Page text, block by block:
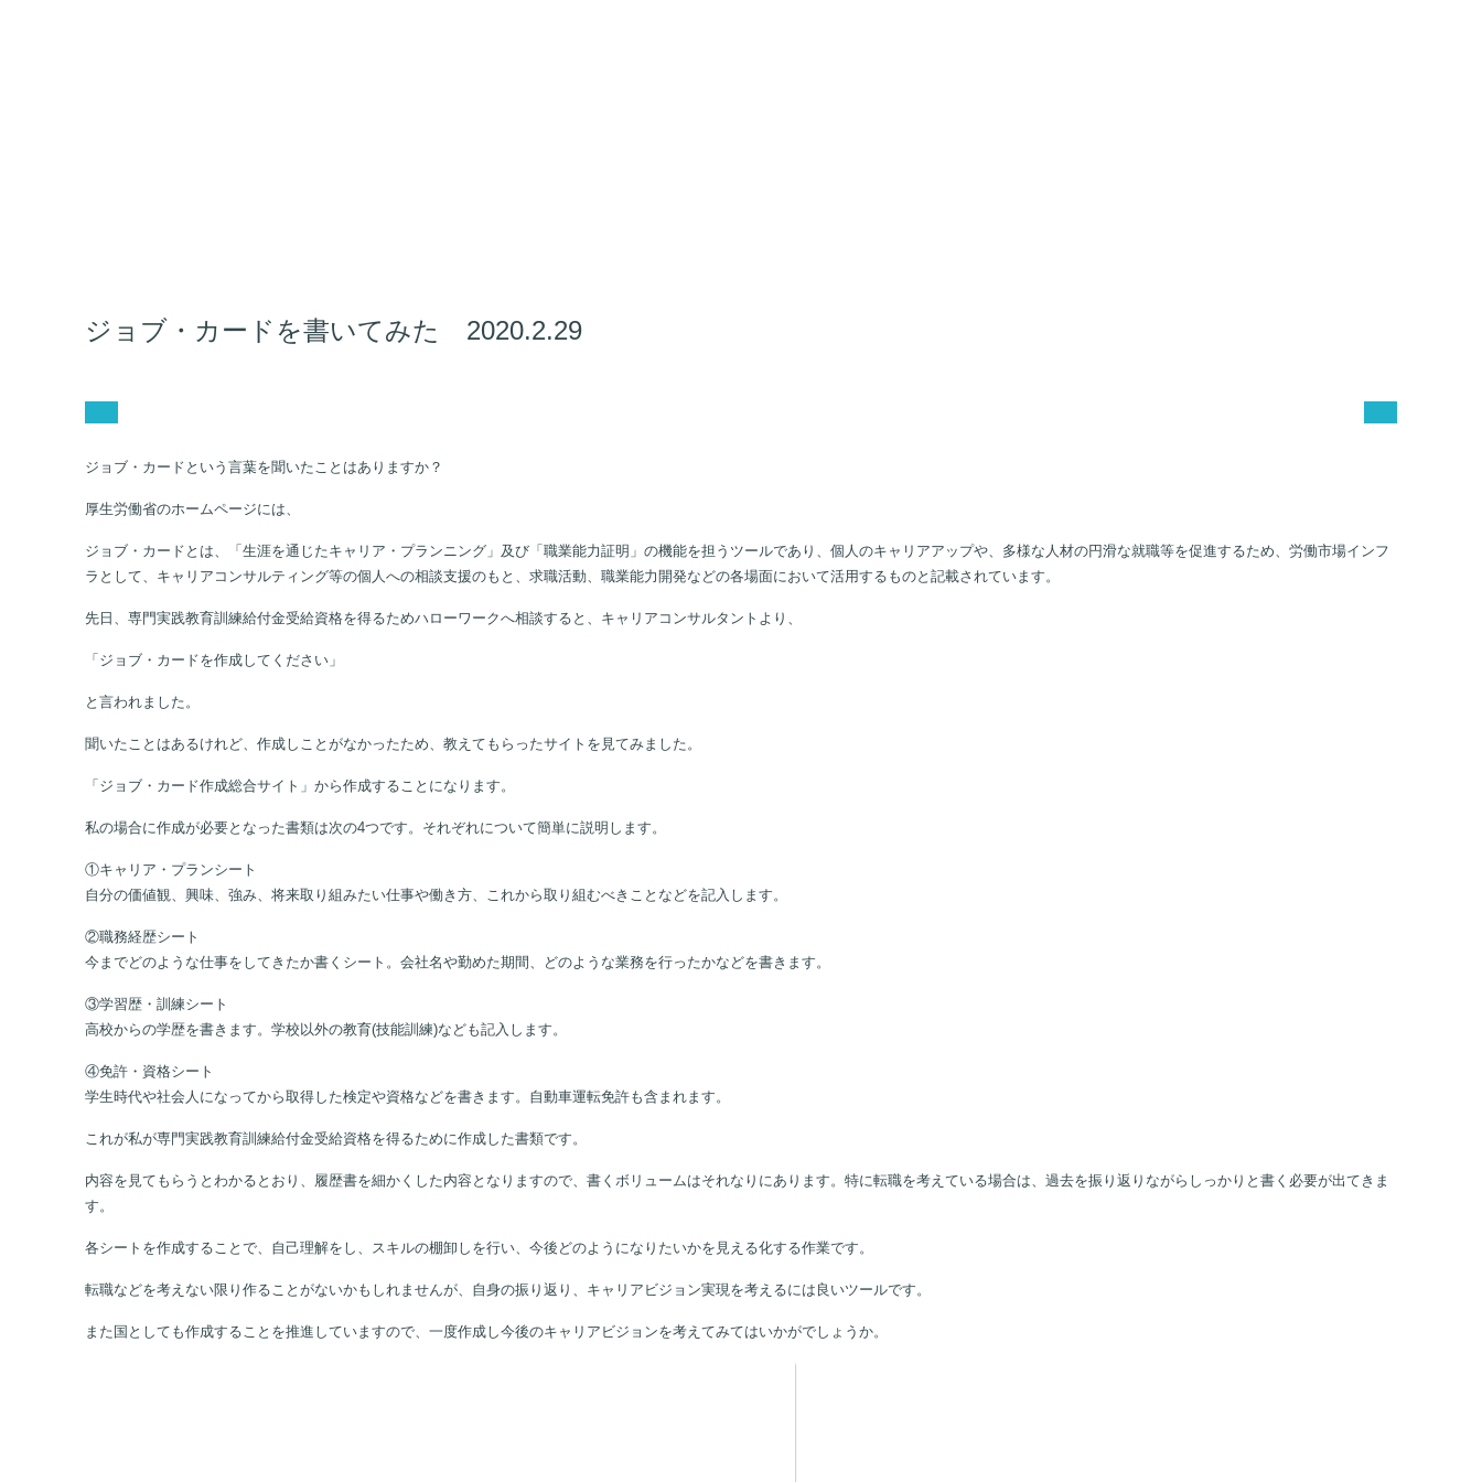
ジョブ・カードを書いてみた 2020.2.29
ジョブ・カードという言葉を聞いたことはありますか？
厚生労働省のホームページには、
ジョブ・カードとは、「生涯を通じたキャリア・プランニング」及び「職業能力証明」の機能を担うツールであり、個人のキャリアアップや、多様な人材の円滑な就職等を促進するため、労働市場インフ
ラとして、キャリアコンサルティング等の個人への相談支援のもと、求職活動、職業能力開発などの各場面において活用するものと記載されています。
先日、専門実践教育訓練給付金受給資格を得るためハローワークへ相談すると、キャリアコンサルタントより、
「ジョブ・カードを作成してください」
と言われました。
聞いたことはあるけれど、作成しことがなかったため、教えてもらったサイトを見てみました。
「ジョブ・カード作成総合サイト」から作成することになります。
私の場合に作成が必要となった書類は次の4つです。それぞれについて簡単に説明します。
①キャリア・プランシート
自分の価値観、興味、強み、将来取り組みたい仕事や働き方、これから取り組むべきことなどを記入します。
②職務経歴シート
今までどのような仕事をしてきたか書くシート。会社名や勤めた期間、どのような業務を行ったかなどを書きます。
③学習歴・訓練シート
高校からの学歴を書きます。学校以外の教育(技能訓練)なども記入します。
④免許・資格シート
学生時代や社会人になってから取得した検定や資格などを書きます。自動車運転免許も含まれます。
これが私が専門実践教育訓練給付金受給資格を得るために作成した書類です。
内容を見てもらうとわかるとおり、履歴書を細かくした内容となりますので、書くボリュームはそれなりにあります。特に転職を考えている場合は、過去を振り返りながらしっかりと書く必要が出てきま
す。
各シートを作成することで、自己理解をし、スキルの棚卸しを行い、今後どのようになりたいかを見える化する作業です。
転職などを考えない限り作ることがないかもしれませんが、自身の振り返り、キャリアビジョン実現を考えるには良いツールです。
また国としても作成することを推進していますので、一度作成し今後のキャリアビジョンを考えてみてはいかがでしょうか。